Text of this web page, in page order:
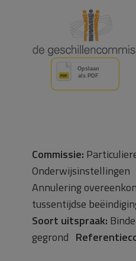
Commissie:
Onderwijsinstellingen
Annulering
tussentijdse
Soort uitspraak:
gegrond